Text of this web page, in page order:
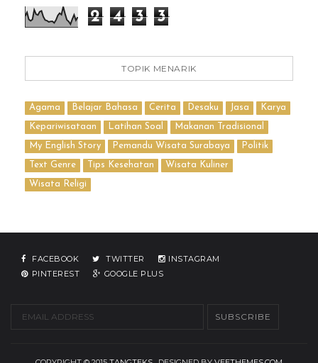
2 4 3 3
TOPIK MENARIK
Agama Belajar Bahasa Cerita Desaku Jasa Karya
Kepariwisataan Latihan Soal Makanan Tradisional
My English Story Pemandu Wisata Surabaya Politik
Text Genre Tips Kesehatan Wisata Kuliner
Wisata Religi
FACEBOOK TWITTER
INSTAGRAM
PINTEREST
GOOGLE PLUS